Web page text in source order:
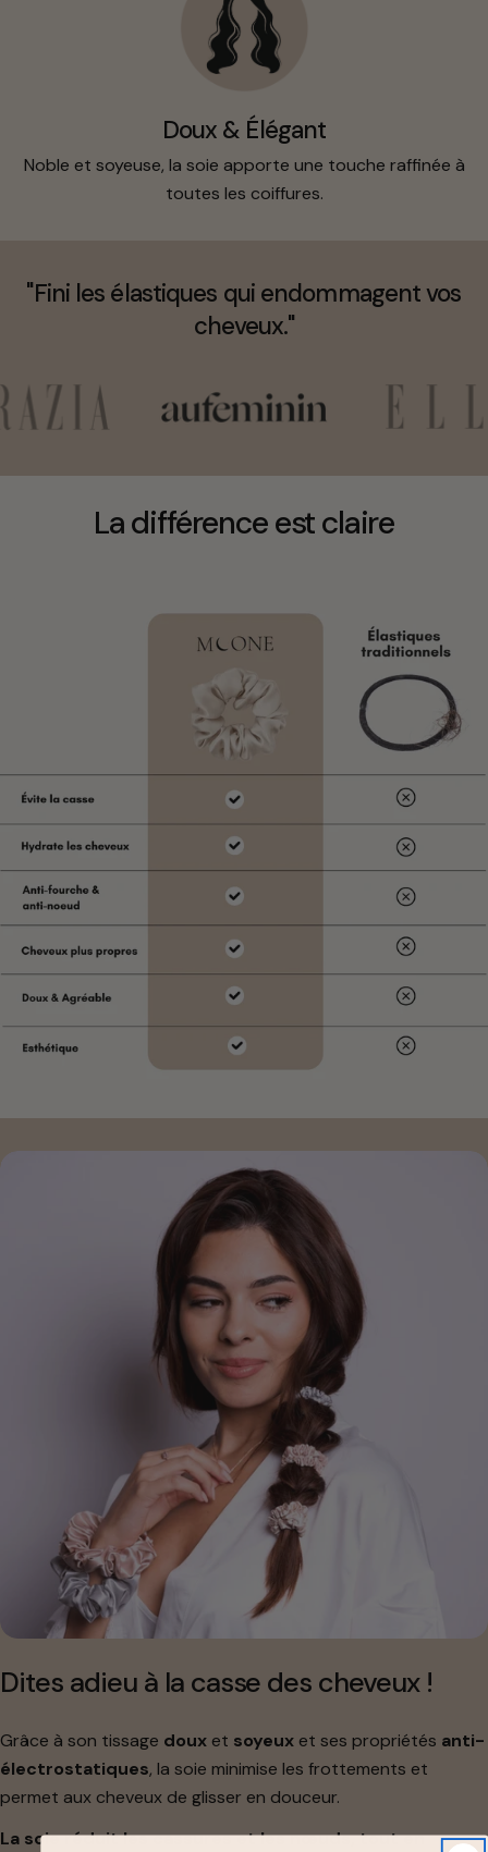
Doux & Élégant
Noble et soyeuse, la soie apporte une touche raffinée à
toutes les coiffures.
"Fini les élastiques qui endommagent vos
cheveux."
La différence est claire
Dites adieu à la casse des cheveux !
Grâce à son tissage doux et soyeux et ses propriétés anti-
électrostatiques, la soie minimise les frottements et
permet aux cheveux de glisser en douceur.
La soie réduit les cassures et les nœuds, tout en